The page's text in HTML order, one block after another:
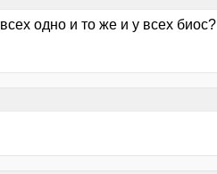
одно и то же и у всех биос?